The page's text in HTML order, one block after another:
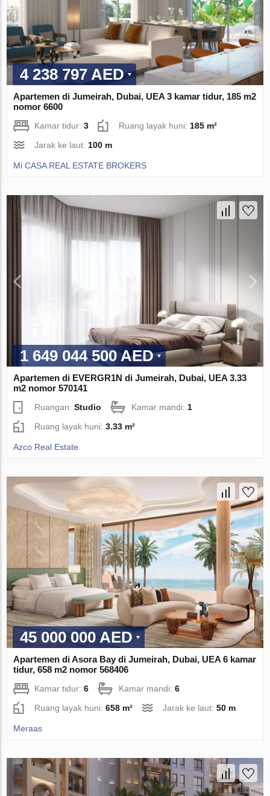
4 238 797 AED
Apartemen di Jumeirah, Dubai, UEA 3 kamar tidur, 185 m2
nomor 6600
Kamar tidur:3 Ruang layak huni: 185 m²
Jarak ke laut: 100 m
Mi CASA REAL ESTATE BROKERS
1 649 044 500 AED
Apartemen di EVERGR1N di Jumeirah, Dubai, UEA 3.33
m2 nomor 570141
Ruangan:Studio Kamar mandi: 1
Ruang layak huni:3.33 m²
Azco Real Estate
45 000 000 AED
Apartemen di Asora Bay di Jumeirah, Dubai, UEA 6 kamar
tidur, 658 m2 nomor 568406
Kamar tidur:6 Kamar mandi:6
Ruang layak huni:658 m² Jarak ke laut:50 m
Meraas